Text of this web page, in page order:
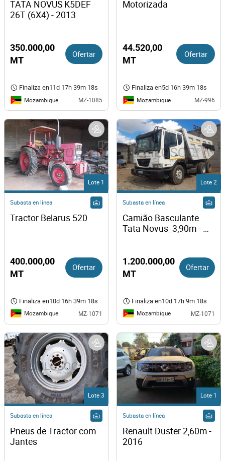
TATA NOVUS K5DEF
26T (6X4) - 2013
350.000,00
MT
Ofertar
Finaliza en11d 17h 39m 18s
Mozambique MZ-1085
Motorizada
44.520,00
MT
Ofertar
Finaliza en5d 16h 39m 18s
Mozambique MZ-996
Lote 1
Subasta en línea
Tractor Belarus 520
400.000,00
MT
Ofertar
Finaliza en10d 16h 39m 18s
Mozambique MZ-1071
Lote 2
Subasta en línea
Camião Basculante
Tata Novus_3,90m -
1.200.000,00
MT
Ofertar
Finaliza en10d 17h 9m 18s
Mozambique MZ-1071
Lote 3
Subasta en línea
Pneus de Tractor com
Jantes
Lote 1
Subasta en línea
Renault Duster 2,60m -
2016